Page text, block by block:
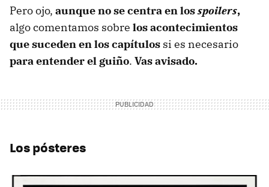
Pero ojo, aunque no se centra en losspoilers,
algo comentamos sobre los acontecimientos
que suceden en los capítulos si es necesario
para entender el guiño. Vas avisado.
Los pósteres